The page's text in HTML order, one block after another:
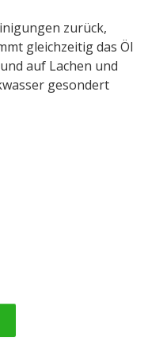
zurück,
gleichzeitig das Öl
auf Lachen und
gesondert